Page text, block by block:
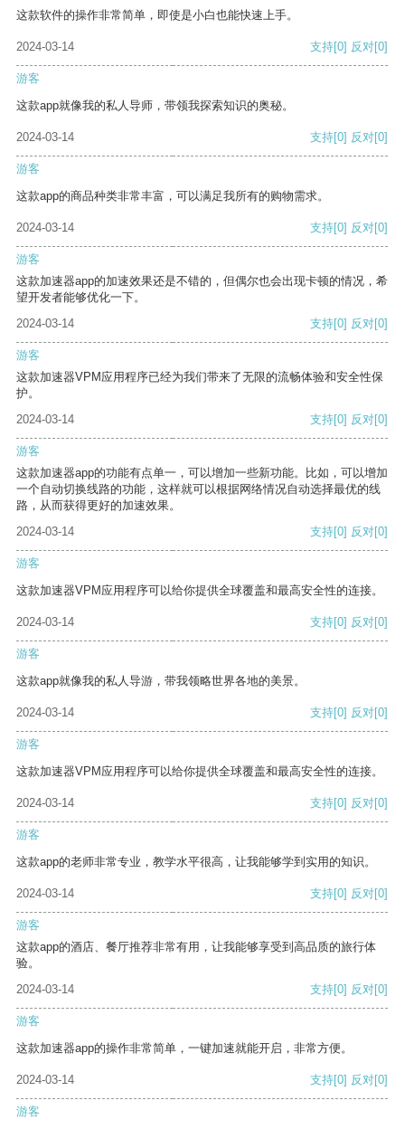
这款软件的操作非常简单，即使是小白也能快速上手。
2024-03-14 支持[0] 反对[0]
游客
这款app就像我的私人导师，带领我探索知识的奥秘。
2024-03-14 支持[0] 反对[0]
游客
这款app的商品种类非常丰富，可以满足我所有的购物需求。
2024-03-14 支持[0] 反对[0]
游客
这款加速器app的加速效果还是不错的，但偶尔也会出现卡顿的情况，希
望开发者能够优化一下。
2024-03-14
支持[0] 反对[0]
游客
这款加速器VPM应用程序已经为我们带来了无限的流畅体验和安全性保
护。
2024-03-14
支持[0] 反对[0]
游客
这款加速器app的功能有点单一，可以增加一些新功能。比如，可以增加
一个自动切换线路的功能，这样就可以根据网络情况自动选择最优的线
路，从而获得更好的加速效果。
2024-03-14
支持[0] 反对[0]
游客
这款加速器VPM应用程序可以给你提供全球覆盖和最高安全性的连接。
2024-03-14 支持[0] 反对[0]
游客
这款app就像我的私人导游，带我领略世界各地的美景。
2024-03-14 支持[0] 反对[0]
游客
这款加速器VPM应用程序可以给你提供全球覆盖和最高安全性的连接。
2024-03-14 支持[0] 反对[0]
游客
这款app的老师非常专业，教学水平很高，让我能够学到实用的知识。
2024-03-14 支持[0] 反对[0]
游客
这款app的酒店、餐厅推荐非常有用，让我能够享受到高品质的旅行体
验。
2024-03-14
支持[0] 反对[0]
游客
这款加速器app的操作非常简单，一键加速就能开启，非常方便。
2024-03-14 支持[0] 反对[0]
游客